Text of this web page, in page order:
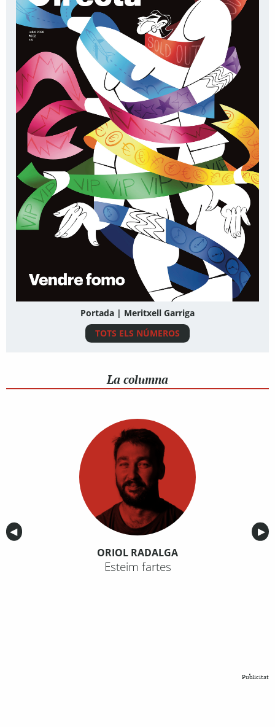
Portada | Meritxell Garriga
TOTS ELS NÚMEROS
La columna
Anterior
◀︎ ▶︎
ORIOL RADALGA
Esteim fartes
Publicitat